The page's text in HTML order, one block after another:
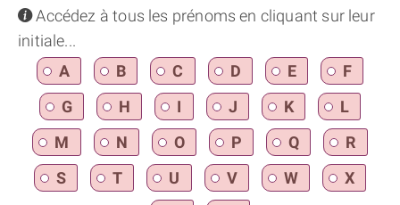
infoAccédez à tous les prénoms en cliquant sur leur
initiale...
A
B C D E
F
G
H I J K
L
M
N O P Q
R
S
T U V W
X